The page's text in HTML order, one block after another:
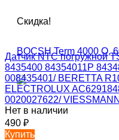
Скидка!
Датчик NTC погружной
8435400 84354011P
008435401/ BERETTA
ELECTROLUX
0020027622/
Нет в наличии
490 ₽
Купить